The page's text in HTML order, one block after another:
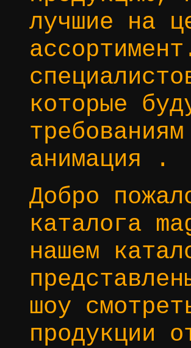
лучшие на
которые
анимация .
Добро
каталога
нашем
шоу
продукции